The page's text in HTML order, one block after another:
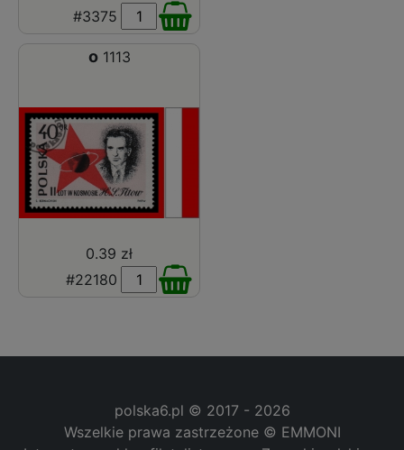
#3375
o1113
0.39 zł
#22180
polska6.pl © 2017 - 2026
Wszelkie prawa zastrzeżone © EMMONI